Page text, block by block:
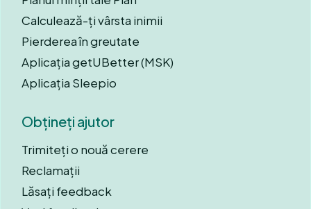
Calculează-ți vârsta inimii
Pierderea în greutate
Aplicația getUBetter (MSK)
Aplicația Sleepio
Obțineți ajutor
Trimiteți o nouă cerere
Reclamații
Lăsați feedback